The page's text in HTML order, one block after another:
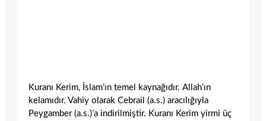
Kuranı Kerim, İslam’ın temel kaynağıdır. Allah’ın
kelamıdır. Vahiy olarak Cebrail (a.s.) aracılığıyla
Peygamber (a.s.)’a indirilmiştir. Kuranı Kerim yirmi üç